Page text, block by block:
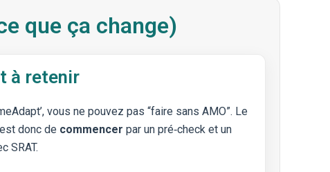
que ça change)
à retenir
vous ne pouvez pas “faire sans AMO”. Le
donc de commencer par un pré‑check et un
SRAT.